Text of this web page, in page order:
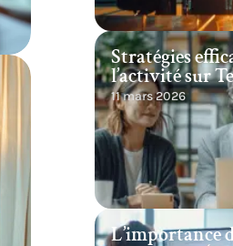
Stratégies
l’activité sur
11 mars 2026
L’importance